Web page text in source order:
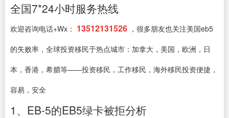
全国7*24小时服务热线
欢迎咨询电话+Wx： 13512131526 ，很多朋友也关注美国eb5
的失败率，全球投资移民于热点城市：加拿大，美国，欧洲，日
本，香港，希腊等——投资移民，工作移民，海外移民投资便捷，
容易，安全
1、EB-5的EB5绿卡被拒分析